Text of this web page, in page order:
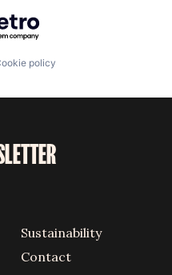
Getro.com
policy
Sustainability
Contact